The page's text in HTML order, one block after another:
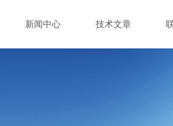
新闻中心 技术文章